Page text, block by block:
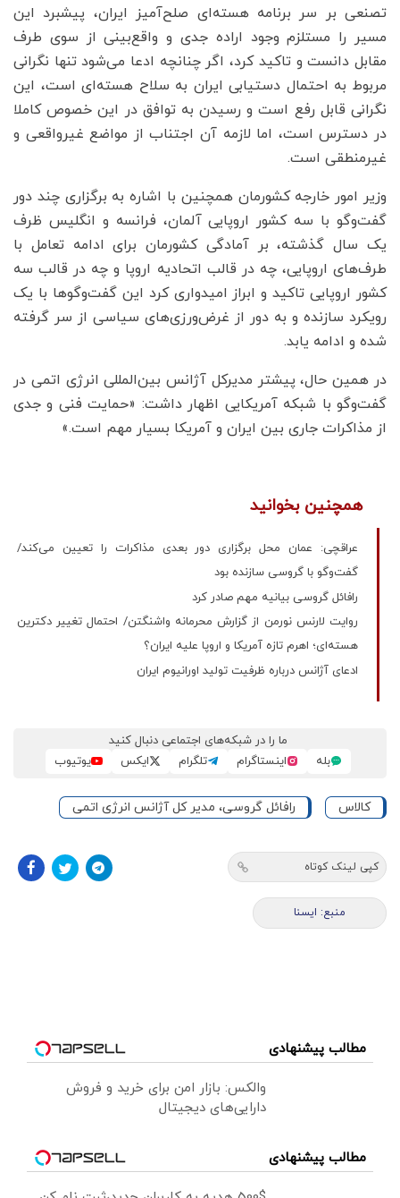
تصنعی بر سر برنامه هسته‌ای صلح‌آمیز ایران، پیشبرد این
مسیر را مستلزم وجود اراده جدی و واقع‌بینی از سوی طرف‌
مقابل دانست و تاکید کرد، اگر چنانچه ادعا می‌شود تنها نگرانی
مربوط به احتمال دستیابی ایران به سلاح هسته‌ای است، این
نگرانی قابل رفع است و رسیدن به توافق در این خصوص کاملا
در دسترس است، اما لازمه آن اجتناب از مواضع غیرواقعی و
غیرمنطقی است.
وزیر امور خارجه کشورمان همچنین با اشاره به برگزاری چند دور
گفت‌وگو با سه کشور اروپایی آلمان، فرانسه و انگلیس ظرف
یک سال گذشته، بر آمادگی کشورمان برای ادامه تعامل با
طرف‌های اروپایی، چه در قالب اتحادیه اروپا و چه در قالب سه
کشور اروپایی تاکید و ابراز امیدواری کرد این گفت‌وگوها با یک
رویکرد سازنده‌ و به دور از غرض‌ورزی‌های سیاسی از سر گرفته
شده و ادامه یابد.
در همین حال، پیشتر مدیرکل آژانس بین‌المللی انرژی اتمی در
گفت‌وگو با شبکه آمریکایی اظهار داشت: «حمایت فنی و جدی
از مذاکرات جاری بین ایران و آمریکا بسیار مهم است.»
همچنین بخوانید
عراقچی: عمان محل برگزاری دور بعدی مذاکرات را تعیین می‌کند/
گفت‌وگو با گروسی سازنده بود
رافائل گروسی بیانیه‌ مهم صادر کرد
روایت لارنس نورمن از گزارش محرمانه واشنگتن/ احتمال تغییر دکترین
هسته‌ای؛ اهرم تازه آمریکا و اروپا علیه ایران؟
ادعای آژانس درباره ظرفیت تولید اورانیوم ایران
ما را در شبکه‌های اجتماعی دنبال کنید
بله
اینستاگرام تلگرام ایکس یوتیوب
کالاس رافائل گروسی، مدیر کل آژانس انرژی اتمی
کپی لینک کوتاه
منبع: ایسنا
مطالب پیشنهادی
والکس: بازار امن برای خرید و فروش
دارایی‌های دیجیتال
مطالب پیشنهادی